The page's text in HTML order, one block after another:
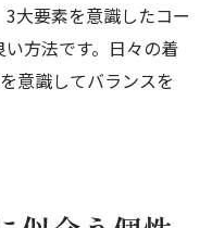
大要素を意識したコー
方法です。日々の着
意識してバランスを